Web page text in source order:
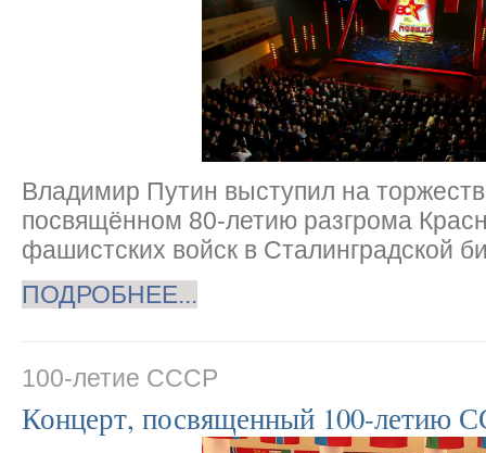
Владимир Путин выступил на
посвящённом 80-летию разгрома
фашистских войск в Сталинградской
ПОДРОБНЕЕ...
100-летие СССР
Концерт, посвященный 100-летию